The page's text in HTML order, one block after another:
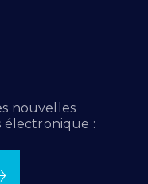
nouvelles
électronique :